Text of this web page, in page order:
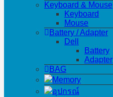
Keyboard & Mouse
Keyboard
Mouse
Battery / Adapter
Dell
Battery
Adapter
BAG
Memory
อุปกรณ์